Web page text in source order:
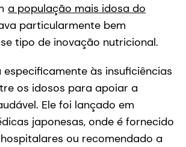
a população mais idosa do
particularmente bem
tipo de inovação nutricional.
às insuficiências
os idosos para apoiar a
Ele foi lançado em
japonesas, onde é fornecido
ou recomendado a